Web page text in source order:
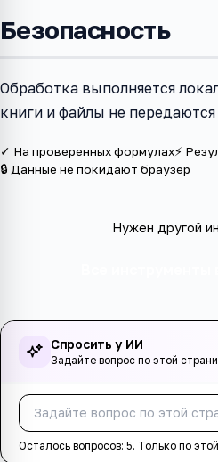
Безопасность
Обработка выполняется
книги и файлы не передаются
✓ На проверенных формулах⚡
🔒 Данные не покидают браузер
Нужен другой
Спросить у ИИ
Задайте вопрос по этой
Осталось вопросов: 5. Только по